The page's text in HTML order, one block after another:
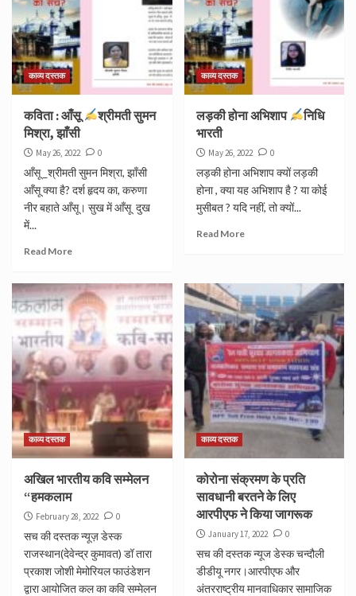
काव्य दस्तक
कविता : आँसू
श्रीमती सुमन
मिश्रा, झाँसी
May 26, 2022 0
आँसू _श्रीमती सुमन मिश्रा, झाँसी
आँसू क्या है? दर्श हृदय का, करुणा
नीर बहाते आँसू। सुख में आँसू दुख
में...
Read More
काव्य दस्तक
लड़की होना अभिशाप
निधि
भारती
May 26, 2022 0
लड़की होना अभिशाप क्यों लड़की
होना , क्या यह अभिशाप है ? या कोई
मुसीबत ? यदि नहीं, तो क्यों...
Read More
काव्य दस्तक
अखिल भारतीय कवि सम्मेलन
“हमकलाम
February 28, 2022 0
सच की दस्तक न्यूज़ डेस्क
राजस्थान(देवेन्द्र कुमावत) डॉ तारा
प्रकाश जोशी मेमोरियल फाउंडेशन
द्वारा आयोजित कल का कवि सम्मेलन
काव्य दस्तक
कोरोना संक्रमण के प्रति
सावधानी बरतने के लिए
आरपीएफ ने किया जागरूक
January 17, 2022 0
सच की दस्तक न्यूज डेस्क चन्दौली
डीडीयू नगर।आरपीएफ और
अंतरराष्ट्रीय मानवाधिकार सामाजिक